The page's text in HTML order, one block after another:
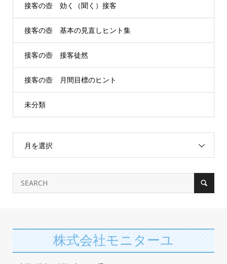
接客の壺 効く（聞く）接客
接客の壺 基本の見直しヒント集
接客の壺 接客徒然
接客の壺 月間目標のヒント
未分類
月を選択
株式会社モニターユ